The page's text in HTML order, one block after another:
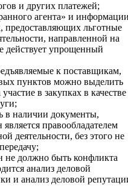
и других платежей;
агента» и
предоставляющих льготные
направленной на
действует упрощенный
к поставщикам,
пунктов можно выделить
в закупках в качестве
в наличии документы,
правообладателем
деятельности, без этого не
не должно быть конфликта
анализ деловой
и анализ деловой